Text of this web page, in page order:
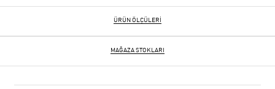
ÜRÜN ÖLÇÜLERI
MAĞAZA STOKLARI